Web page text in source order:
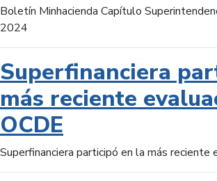
Boletín Minhacienda Capítulo
2024
Superfinanciera
más reciente
OCDE
Superfinanciera participó en la más reciente